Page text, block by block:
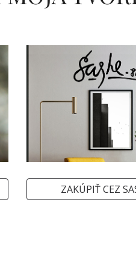
ZAKÚPIŤ CEZ